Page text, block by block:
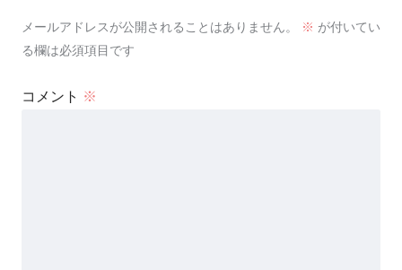
メールアドレスが公開されることはありません。 ※ が付いてい
る欄は必須項目です
コメント ※